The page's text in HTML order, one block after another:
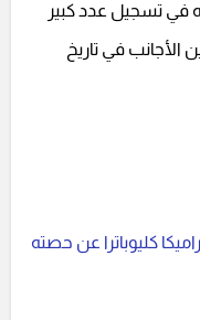
في تسجيل عدد كبير
في تاريخ
كليوباترا عن حصته